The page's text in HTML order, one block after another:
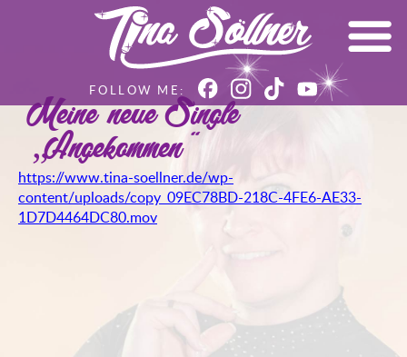
Meine neue Single
„Angekommen“
https://www.tina-soellner.de/wp-
content/uploads/copy_09EC78BD-218C-4FE6-AE33-
1D7D4464DC80.mov